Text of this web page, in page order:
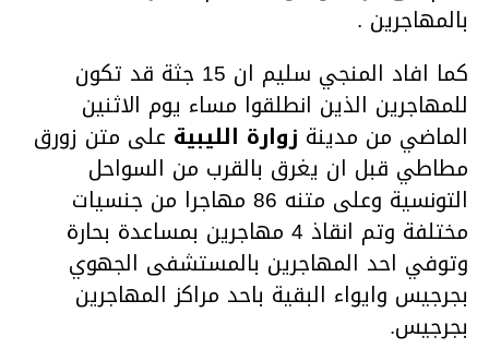
بالمهاجرين .
كما افاد المنجي سليم ان 15 جثة قد تكون
للمهاجرين الذين انطلقوا مساء يوم الاثنين
الماضي من مدينة زوارة الليبية على متن زورق
مطاطي قبل ان يغرق بالقرب من السواحل
التونسية وعلى متنه 86 مهاجرا من جنسيات
مختلفة وتم انقاذ 4 مهاجرين بمساعدة بحارة
وتوفي احد المهاجرين بالمستشفى الجهوي
بجرجيس وايواء البقية باحد مراكز المهاجرين
بجرجيس.